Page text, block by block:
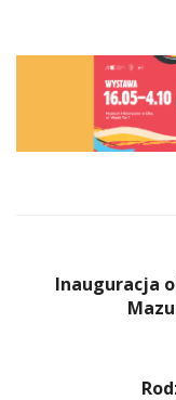
Inauguracja